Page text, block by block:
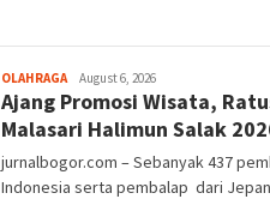
OLAHRAGAAga
Alamanda
August 6, 2026
Ajang Promosi Wisata,
Malasari Halimun Salak
jurnalbogor.com – Sebanyak 437
Indonesia serta pembalap dari